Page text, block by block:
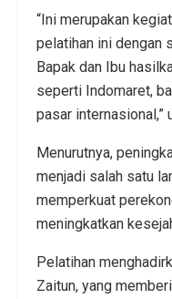
“Ini merupakan
pelatihan ini dengan
Bapak dan Ibu
seperti Indomaret,
pasar internasional,”
Menurutnya,
menjadi salah satu
memperkuat
meningkatkan
Pelatihan
Zaitun, yang